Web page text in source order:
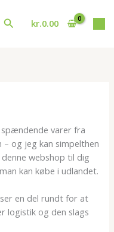
Søg kr.0.00
varer fra
og jeg kan simpelthen
webshop til dig
kan købe i udlandet.
en del rundt for at
logistik og den slags